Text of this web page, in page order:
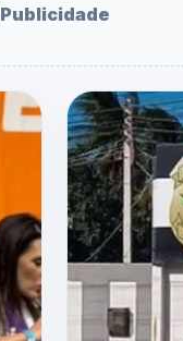
Publicidade